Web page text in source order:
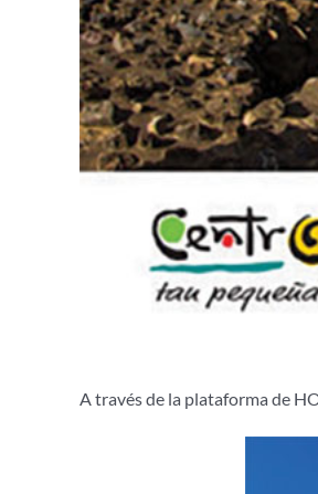
A través de la plataforma de